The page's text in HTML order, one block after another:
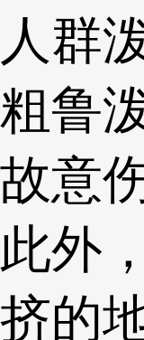
人群
粗鲁
故意
此外
挤的